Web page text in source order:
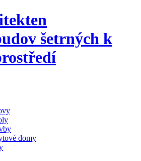
šetrných k
domy